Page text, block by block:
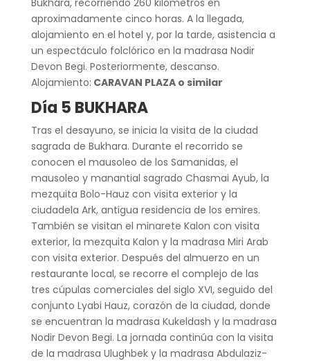
aproximadamente cinco horas. A la llegada,
alojamiento en el hotel y, por la tarde, asistencia a
un espectáculo folclórico en la madrasa Nodir
Devon Begi. Posteriormente, descanso.
Alojamiento: CARAVAN PLAZA o similar
Día 5 BUKHARA
Tras el desayuno, se inicia la visita de la ciudad
sagrada de Bukhara. Durante el recorrido se
conocen el mausoleo de los Samanidas, el
mausoleo y manantial sagrado Chasmai Ayub, la
mezquita Bolo-Hauz con visita exterior y la
ciudadela Ark, antigua residencia de los emires.
También se visitan el minarete Kalon con visita
exterior, la mezquita Kalon y la madrasa Miri Arab
con visita exterior. Después del almuerzo en un
restaurante local, se recorre el complejo de las
tres cúpulas comerciales del siglo XVI, seguido del
conjunto Lyabi Hauz, corazón de la ciudad, donde
se encuentran la madrasa Kukeldash y la madrasa
Nodir Devon Begi. La jornada continúa con la visita
de la madrasa Ulughbek y la madrasa Abdulaziz-